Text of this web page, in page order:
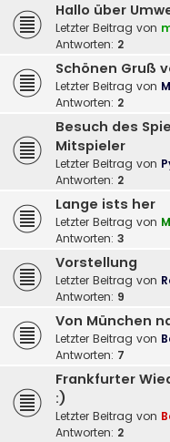
Hallo über
Letzter Beitrag von
Antworten: 2
Schönen Gruß
Letzter Beitrag von
Antworten: 2
Besuch des
Mitspieler
Letzter Beitrag von
Antworten: 2
Lange ists her
Letzter Beitrag von
Antworten: 3
Vorstellung
Letzter Beitrag von
Antworten: 9
Von München
Letzter Beitrag von
Antworten: 7
Frankfurter
:)
Letzter Beitrag von
Antworten: 2